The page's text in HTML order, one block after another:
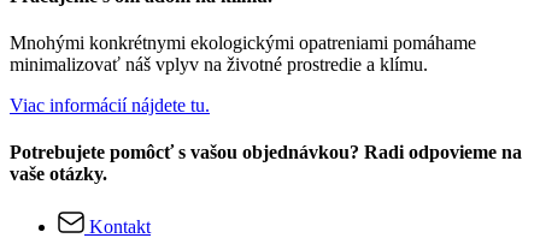
Mnohými konkrétnymi ekologickými opatreniami pomáhame
minimalizovať náš vplyv na životné prostredie a klímu.
Viac informácií nájdete tu.
Potrebujete pomôcť s vašou objednávkou? Radi odpovieme na
vaše otázky.
Kontakt